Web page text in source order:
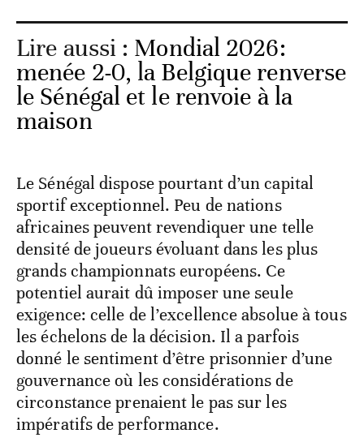
Lire aussi : Mondial 2026:
menée 2-0, la Belgique renverse
le Sénégal et le renvoie à la
maison
Le Sénégal dispose pourtant d’un capital
sportif exceptionnel. Peu de nations
africaines peuvent revendiquer une telle
densité de joueurs évoluant dans les plus
grands championnats européens. Ce
potentiel aurait dû imposer une seule
exigence: celle de l’excellence absolue à tous
les échelons de la décision. Il a parfois
donné le sentiment d’être prisonnier d’une
gouvernance où les considérations de
circonstance prenaient le pas sur les
impératifs de performance.